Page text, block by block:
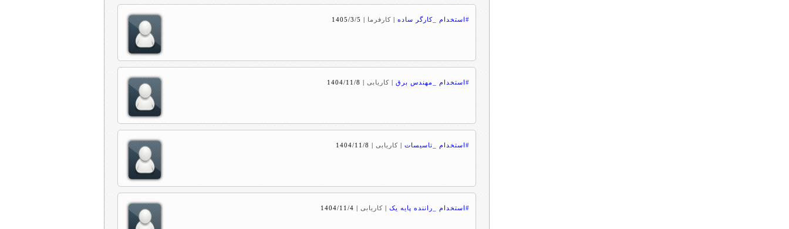
#استخدام _کارگر ساده | کارفرما |
1405/3/5
#استخدام _مهندس برق | کاریابی|
1404/11/8
#استخدام _تاسیسات | کاریابی|
1404/11/8
#استخدام _راننده پایه یک | کاریابی|
1404/11/4